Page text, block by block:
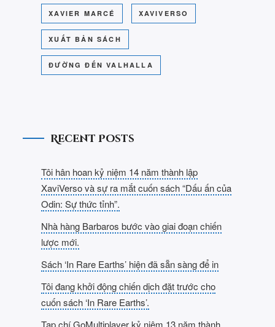
XAVIER MARCÉ XAVIVERSO
XUẤT BẢN SÁCH
ĐƯỜNG ĐẾN VALHALLA
Recent Posts
Tôi hân hoan kỷ niệm 14 năm thành lập
XaviVerso và sự ra mắt cuốn sách “Dấu ấn của
Odin: Sự thức tỉnh”.
Nhà hàng Barbaros bước vào giai đoạn chiến
lược mới.
Sách ‘In Rare Earths’ hiện đã sẵn sàng để in
Tôi đang khởi động chiến dịch đặt trước cho
cuốn sách ‘In Rare Earths’.
Tạp chí GoMultiplayer kỷ niệm 13 năm thành